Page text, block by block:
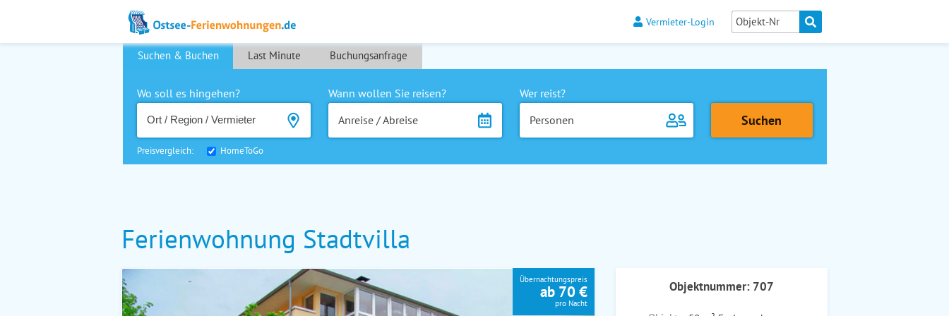
Vermieter-Login
Suchen & Buchen Last Minute Buchungsanfrage
Wo soll es hingehen?
Wann wollen Sie reisen?
Anreise / Abreise
Wer reist?
Personen
Preisvergleich: HomeToGo
Ferienwohnung Stadtvilla
Übernachtungspreis
ab 70 €
pro Nacht
Objektnummer: 707